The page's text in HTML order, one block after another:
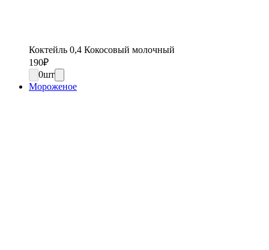
Коктейль 0,4 Кокосовый молочный
190₽
0шт
Мороженое